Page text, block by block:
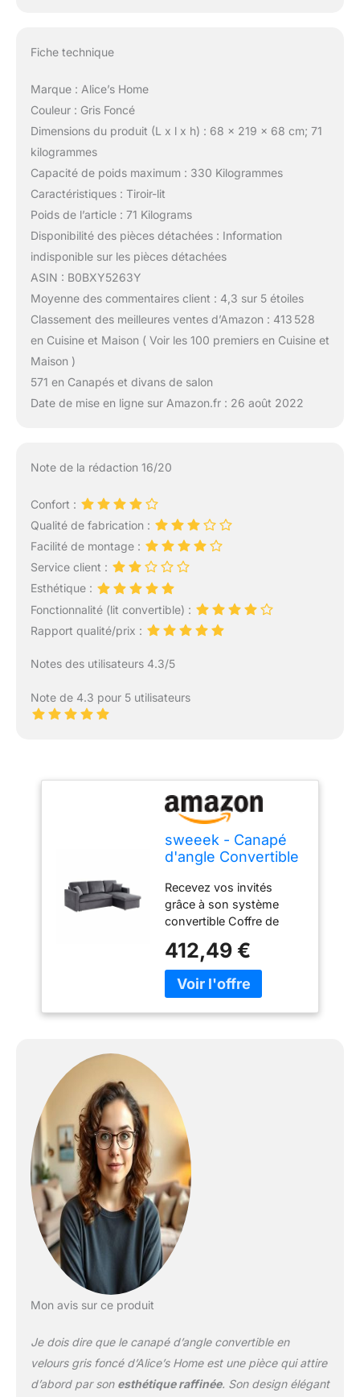
Fiche technique
Marque : Alice’s Home
Couleur : Gris Foncé
Dimensions du produit (L x l x h) : 68 x 219 x 68 cm; 71
kilogrammes
Capacité de poids maximum : 330 Kilogrammes
Caractéristiques : Tiroir-lit
Poids de l’article : 71 Kilograms
Disponibilité des pièces détachées : Information
indisponible sur les pièces détachées
ASIN : B0BXY5263Y
Moyenne des commentaires client : 4,3 sur 5 étoiles
Classement des meilleures ventes d’Amazon : 413 528
en Cuisine et Maison ( Voir les 100 premiers en Cuisine et
Maison )
571 en Canapés et divans de salon
Date de mise en ligne sur Amazon.fr : 26 août 2022
Note de la rédaction 16/20
Confort :
Qualité de fabrication :
Facilité de montage :
Service client :
Esthétique :
Fonctionnalité (lit convertible) :
Rapport qualité/prix :
Notes des utilisateurs 4.3/5
Note de 4.3 pour 5 utilisateurs
sweeek - Canapé
d'angle Convertible
foncé 3 Places.
Fauteuil d'angle
réversible Coffre
Rangement lit
modulable
Recevez vos invités
grâce à son système
convertible Coffre de
réversible Montage facile
Deux petits coussins
inclus
412,49 €
Mon avis sur ce produit
Je dois dire que le canapé d’angle convertible en
velours gris foncé d’Alice’s Home est une pièce qui attire
d’abord par son esthétique raffinée. Son design élégant